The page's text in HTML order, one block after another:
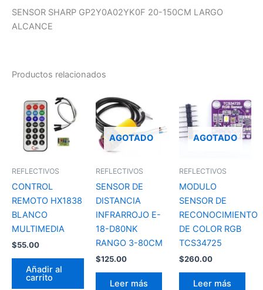
SENSOR SHARP GP2Y0A02YK0F 20-150CM LARGO
ALCANCE
Productos relacionados
REFLECTIVOS
CONTROL
REMOTO HX1838
BLANCO
MULTIMEDIA
$55.00
Añadir al
carrito
AGOTADO
REFLECTIVOS
SENSOR DE
DISTANCIA
INFRARROJO E-
18-D80NK
RANGO 3-80CM
$125.00
Leer más
AGOTADO
REFLECTIVOS
MODULO
SENSOR DE
RECONOCIMIENTO
DE COLOR RGB
TCS34725
$260.00
Leer más